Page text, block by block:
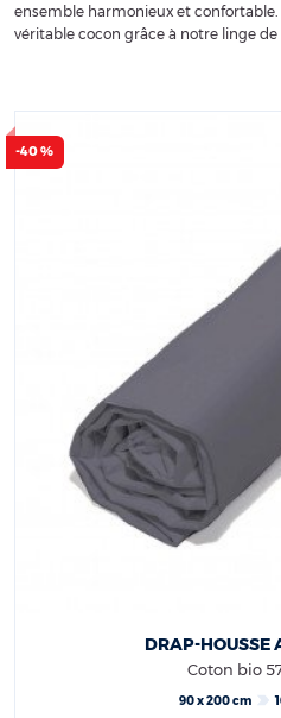
ensemble harmonieux et
véritable cocon grâce à notre linge de
-40 %
DRAP-HOUSSE
Coton bio
90 x 200 cm